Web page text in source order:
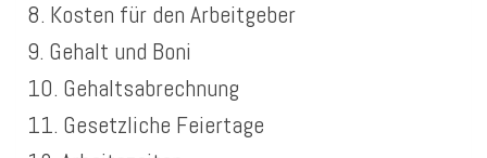
Kosten für den Arbeitgeber
Gehalt und Boni
Gehaltsabrechnung
Gesetzliche Feiertage